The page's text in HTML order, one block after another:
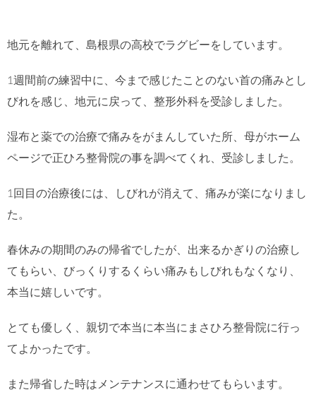
地元を離れて、島根県の高校でラグビーをしています。
1 週間前の練習中に、今まで感じたことのない首の痛みとし
びれを感じ、地元に戻って、整形外科を受診しました。
湿布と薬での治療で痛みをがまんしていた所、母がホーム
ページで正ひろ整骨院の事を調べてくれ、受診しました。
1 回目の治療後には、しびれが消えて、痛みが楽になりまし
た。
春休みの期間のみの帰省でしたが、出来るかぎりの治療し
てもらい、びっくりするくらい痛みもしびれもなくなり、
本当に嬉しいです。
とても優しく、親切で本当に本当にまさひろ整骨院に行っ
てよかったです。
また帰省した時はメンテナンスに通わせてもらいます。